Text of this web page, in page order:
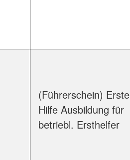
(Führerschein) Erste
Hilfe Ausbildung für
betriebl. Ersthelfer